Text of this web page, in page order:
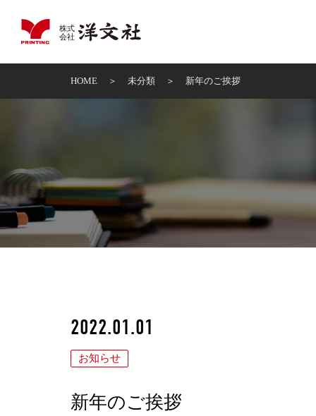
HOME 未分類 新年のご挨拶
2022.01.01
お知らせ
新年のご挨拶